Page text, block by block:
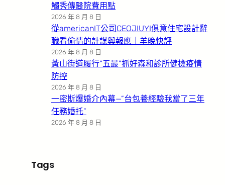
觸秀傳醫院費用點
2026 年 8 月 8 日
從americanIT公司CEOJIUYI俱意住宅設計辭
職看偷情的計謀與報應｜羊晚快評
2026 年 8 月 8 日
黃山街道履行“五最”抓好森和診所健檢疫情
防控
2026 年 8 月 8 日
一密斯爆婚介內幕—”台包養經驗我當了三年
任務婚托”
2026 年 8 月 8 日
Tags